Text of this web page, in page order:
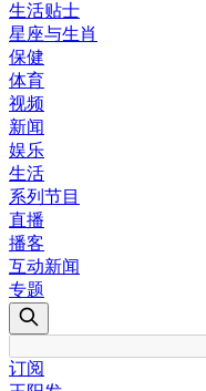
生活贴士
星座与生肖
保健
体育
视频
新闻
娱乐
生活
系列节目
直播
播客
互动新闻
专题
订阅